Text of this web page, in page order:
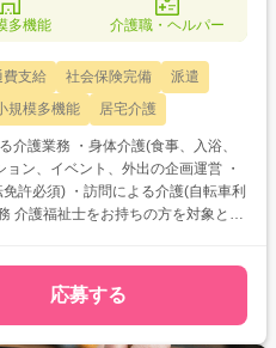
多機能 介護職・ヘルパー
費支給 社会保険完備
派遣
規模多機能 居宅介護
(食事、入浴、
ン、イベント、外出の企画運営 ・
許必須) ・訪問による介護(自転車利
し
の職場でコミュニケーション力を
応募する